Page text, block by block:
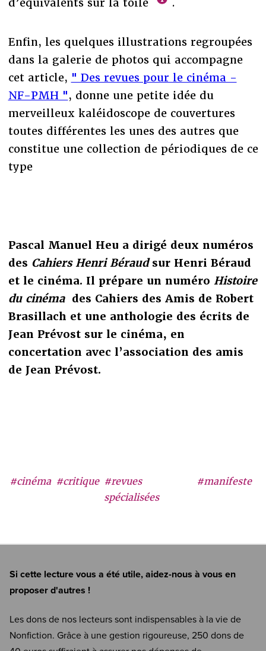
#cinéma #critique #revues
spécialisées
#manifeste
Enfin, les quelques illustrations regroupées
dans la galerie de photos qui accompagne
cet article, " Des revues pour le cinéma -
NF-PMH ", donne une petite idée du
merveilleux kaléidoscope de couvertures
toutes différentes les unes des autres que
constitue une collection de périodiques de ce
type
Pascal Manuel Heu a dirigé deux numéros
des Cahiers Henri Béraudsur Henri Béraud
et le cinéma. Il prépare un numéro Histoire
du cinémades Cahiers des Amis de Robert
Brasillach et une anthologie des écrits de
Jean Prévost sur le cinéma, en
concertation avec l’association des amis
de Jean Prévost.
Si cette lecture vous a été utile, aidez-nous à vous en
proposer d'autres !
Les dons de nos lecteurs sont indispensables à la vie de
Nonfiction. Grâce à une gestion rigoureuse, 250 dons de